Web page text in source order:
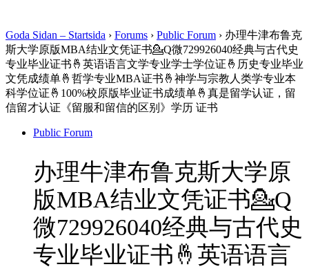
Goda Sidan – Startsida › Forums › Public Forum › 办理牛津布鲁克
斯大学原版MBA结业文凭证书💁Q微729926040经典与古代史
专业毕业证书🤞英语语言文学专业学士学位证🤞历史专业毕业
文凭成绩单🤞哲学专业MBA证书🤞神学与宗教人类学专业本
科学位证🤞100%校原版毕业证书成绩单🤞真是留学认证，留
信留才认证《留服和留信的区别》学历 证书
Public Forum
办理牛津布鲁克斯大学原
版MBA结业文凭证书💁Q
微729926040经典与古代史
专业毕业证书🤞英语语言